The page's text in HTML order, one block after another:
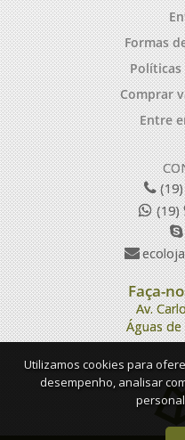
Formas
Políticas
Comprar
Entre
(19)
Faça-
Av.
Águas de
Utilizamos cookies para
desempenho, analisar